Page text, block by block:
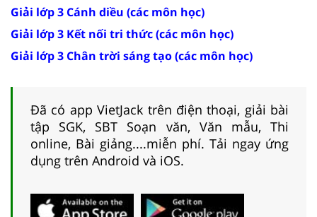
Giải lớp 3 Cánh diều (các môn học)
Giải lớp 3 Kết nối tri thức (các môn học)
Giải lớp 3 Chân trời sáng tạo (các môn học)
Đã có app VietJack trên điện thoại, giải bài
tập SGK, SBT Soạn văn, Văn mẫu, Thi
online, Bài giảng....miễn phí. Tải ngay ứng
dụng trên Android và iOS.